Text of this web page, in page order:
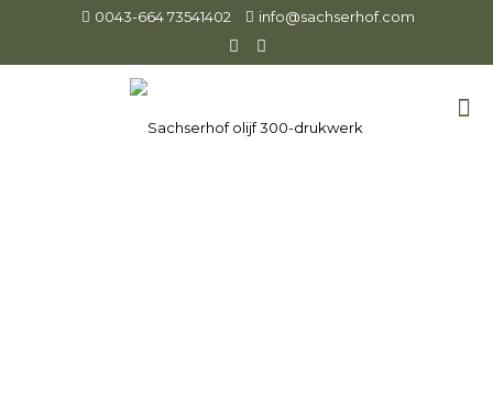
0043-664 73541402 info@sachserhof.com